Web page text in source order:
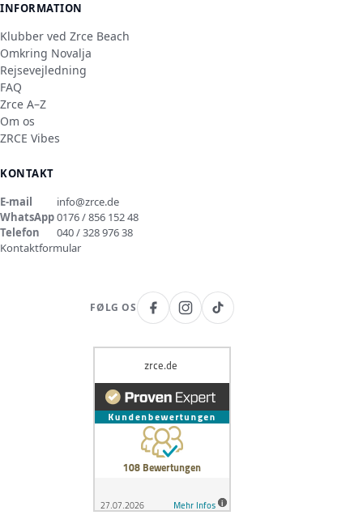
INFORMATION
Klubber ved Zrce Beach
Omkring Novalja
Rejsevejledning
FAQ
Zrce A–Z
Om os
ZRCE Vibes
KONTAKT
E-mail
info@zrce.de
WhatsApp0176 / 856 152 48
Telefon
040 / 328 976 38
Kontaktformular
FØLG OS